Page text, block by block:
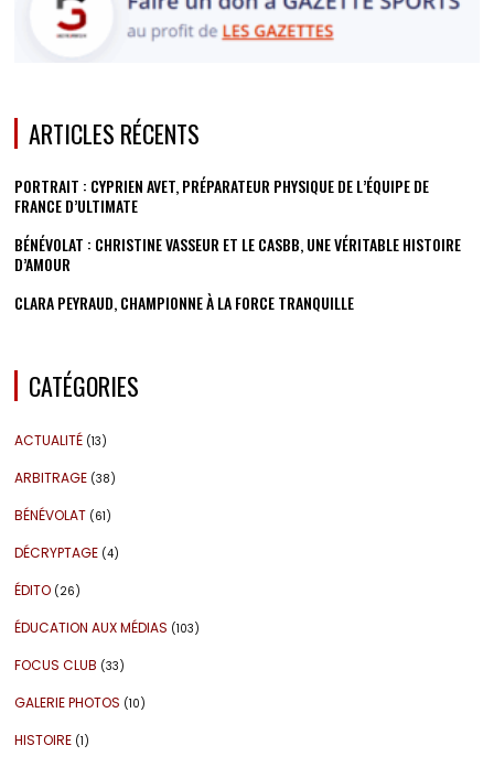
ARTICLES RÉCENTS
PORTRAIT : CYPRIEN AVET, PRÉPARATEUR PHYSIQUE DE L’ÉQUIPE DE
FRANCE D’ULTIMATE
BÉNÉVOLAT : CHRISTINE VASSEUR ET LE CASBB, UNE VÉRITABLE HISTOIRE
D’AMOUR
CLARA PEYRAUD, CHAMPIONNE À LA FORCE TRANQUILLE
CATÉGORIES
ACTUALITÉ (13)
ARBITRAGE (38)
BÉNÉVOLAT (61)
DÉCRYPTAGE (4)
ÉDITO (26)
ÉDUCATION AUX MÉDIAS (103)
FOCUS CLUB (33)
GALERIE PHOTOS (10)
HISTOIRE (1)